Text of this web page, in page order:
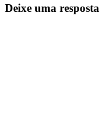
Deixe uma resposta